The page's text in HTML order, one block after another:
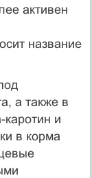
активен
название
а также в
каротин и
в корма